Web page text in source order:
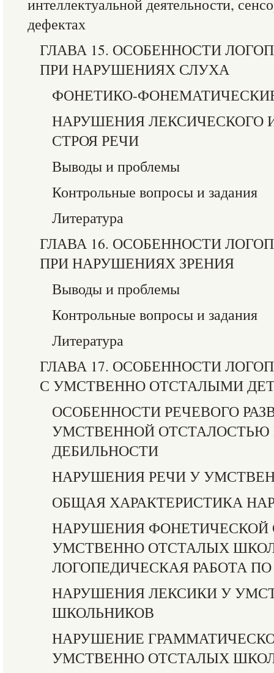
интеллектуальной деятельности,
дефектах
ГЛАВА 15. ОСОБЕННОСТИ
ПРИ НАРУШЕНИЯХ СЛУХА
ФОНЕТИКО-
НАРУШЕНИЯ ЛЕКСИЧЕСКОГО
СТРОЯ РЕЧИ
Выводы и проблемы
Контрольные вопросы и задания
Литература
ГЛАВА 16. ОСОБЕННОСТИ
ПРИ НАРУШЕНИЯХ ЗРЕНИЯ
Выводы и проблемы
Контрольные вопросы и задания
Литература
ГЛАВА 17. ОСОБЕННОСТИ
С УМСТВЕННО ОТСТАЛЫМИ
ОСОБЕННОСТИ РЕЧЕВОГО
УМСТВЕННОЙ ОТСТАЛОСТЬЮ
ДЕБИЛЬНОСТИ
НАРУШЕНИЯ РЕЧИ У
ОБЩАЯ ХАРАКТЕРИСТИКА
НАРУШЕНИЯ ФОНЕТИЧЕСКОЙ
УМСТВЕННО ОТСТАЛЫХ
ЛОГОПЕДИЧЕСКАЯ РАБОТА
НАРУШЕНИЯ ЛЕКСИКИ У
ШКОЛЬНИКОВ
НАРУШЕНИЕ
УМСТВЕННО ОТСТАЛЫХ